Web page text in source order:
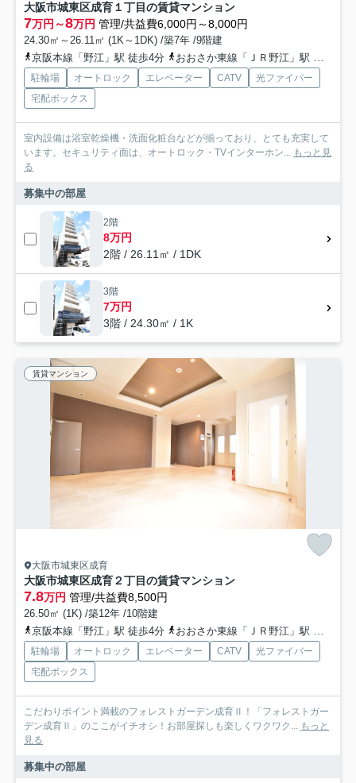
大阪市城東区成育１丁目の賃貸マンション
7万円～8万円 管理/共益費6,000円～8,000円
24.30㎡～26.11㎡ (1K～1DK) /築7年 /9階建
京阪本線「野江」駅 徒歩4分
おおさか東線「ＪＲ野江」駅 徒歩7分
駐輪場 オートロック エレベーター CATV
光ファイバー
宅配ボックス
室内設備は浴室乾燥機・洗面化粧台などが揃っており、とても充実して
います。セキュリティ面は、オートロック・TVインターホン... もっと見
る
募集中の部屋
2階
8万円
2階 / 26.11㎡ / 1DK
3階
7万円
3階 / 24.30㎡ / 1K
賃貸マンション
大阪市城東区成育
大阪市城東区成育２丁目の賃貸マンション
7.8万円 管理/共益費8,500円
26.50㎡ (1K) /築12年 /10階建
京阪本線「野江」駅 徒歩4分
おおさか東線「ＪＲ野江」駅 徒歩7分
駐輪場 オートロック エレベーター CATV
光ファイバー
宅配ボックス
こだわりポイント満載のフォレストガーデン成育Ⅱ！「フォレストガー
デン成育Ⅱ」のここがイチオシ！お部屋探しも楽しくワクワク... もっと
見る
募集中の部屋